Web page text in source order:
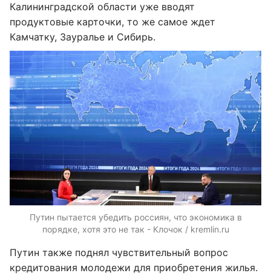
Калининградской области уже вводят
продуктовые карточки, то же самое ждет
Камчатку, Зауралье и Сибирь.
Путин пытается убедить россиян, что экономика в
порядке, хотя это не так - Клочок / kremlin.ru
Путин также поднял чувствительный вопрос
кредитования молодежи для приобретения жилья.